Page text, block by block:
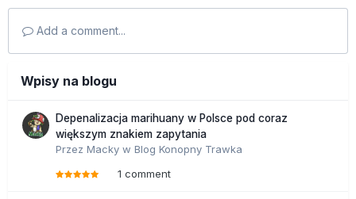
Add a comment...
Wpisy na blogu
Depenalizacja marihuany w Polsce pod coraz
większym znakiem zapytania
Przez Macky w Blog Konopny Trawka
1 comment